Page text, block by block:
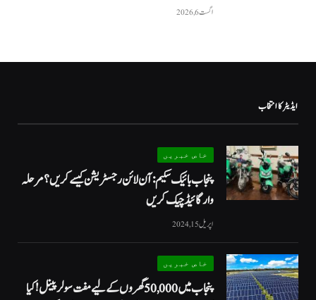
اگست 6, 2026
ایڈیٹر کا انتخاب
خاص خبریں
پنجاب بائیک سکیم: آن لائن رجسٹریشن کیسے کریں؟ مرحلہ
وار گائیڈ چیک کریں
اپریل 15, 2024
خاص خبریں
پنجاب میں 50,000 گھروں کے لیے مفت سولر پینل! کیا